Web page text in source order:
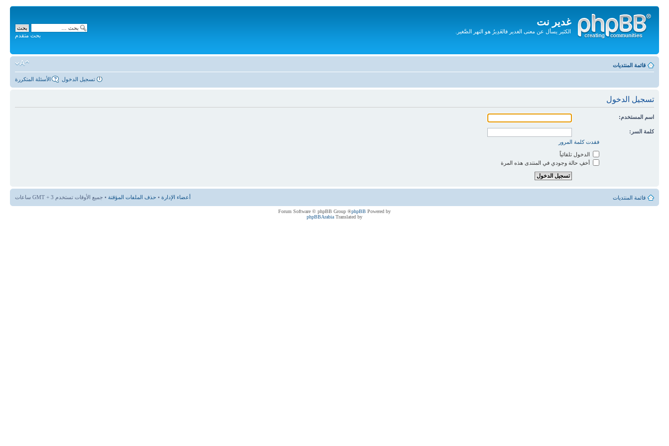
غدير نت
الكثير يسأل عن معنى الغدير فالغَدِيرُ هو النهر الصَّغير.
المحتويات
بحث متقدم
قائمة المنتديات
الأسئلة المتكررة تسجيل الدخول
تسجيل الدخول
اسم المستخدم:
كلمة السر:
فقدت كلمة المرور
الدخول تلقائياً
أخفِ حالة وجودي في المنتدى هذه المرة
قائمة المنتديات أعضاء الإدارة • حذف الملفات المؤقتة • جميع الأوقات تستخدم GMT + 3 ساعات
Powered by
phpBB
® Forum Software © phpBB Group
Translated by
phpBBArabia